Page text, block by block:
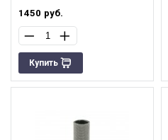
1450 руб.
Купить